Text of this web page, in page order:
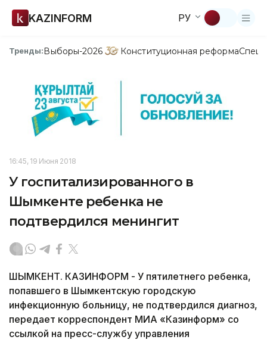
KAZINFORM РУ
Тренды:Выборы-2026 Конституционная реформа
16:45, 19 Июня 2018
У госпитализированного в
Шымкенте ребенка не
подтвердился менингит
ШЫМКЕНТ. КАЗИНФОРМ - У пятилетнего ребенка,
попавшего в Шымкентскую городскую
инфекционную больницу, не подтвердился диагноз,
передает корреспондент МИА «Казинформ» со
ссылкой на пресс-службу управления